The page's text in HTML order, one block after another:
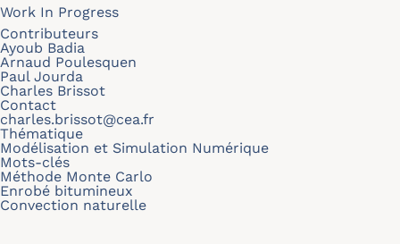
Work In Progress
Contributeurs
Ayoub Badia
Arnaud Poulesquen
Paul Jourda
Charles Brissot
Contact
charles.brissot@cea.fr
Thématique
Modélisation et Simulation Numérique
Mots-clés
Méthode Monte Carlo
Enrobé bitumineux
Convection naturelle